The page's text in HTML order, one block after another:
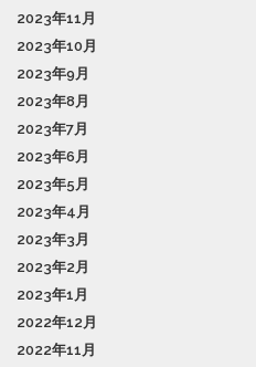
2023年11月
2023年10月
2023年9月
2023年8月
2023年7月
2023年6月
2023年5月
2023年4月
2023年3月
2023年2月
2023年1月
2022年12月
2022年11月